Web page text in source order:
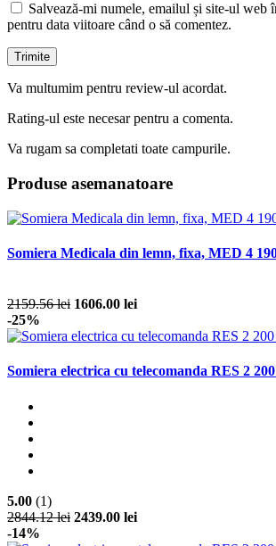
Salvează-mi numele, emailul și site-ul web
pentru data viitoare când o să comentez.
Va multumim pentru review-ul acordat.
Rating-ul este necesar pentru a comenta.
Va rugam sa completati toate campurile.
Produse asemanatoare
Somiera Medicala din lemn, fixa, MED 4
2159.56 lei 1606.00 lei
-25%
Somiera electrica cu telecomanda RES 2
5.00 (1)
2844.12 lei 2439.00 lei
-14%